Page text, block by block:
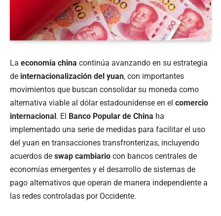
La economía china continúa avanzando en su estrategia
de internacionalización del yuan, con importantes
movimientos que buscan consolidar su moneda como
alternativa viable al dólar estadounidense en el comercio
internacional . El Banco Popular de China ha
implementado una serie de medidas para facilitar el uso
del yuan en transacciones transfronterizas, incluyendo
acuerdos de swap cambiario con bancos centrales de
economías emergentes y el desarrollo de sistemas de
pago alternativos que operan de manera independiente a
las redes controladas por Occidente.